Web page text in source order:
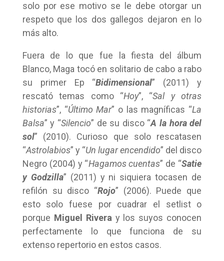
solo por ese motivo se le debe otorgar un
respeto que los dos gallegos dejaron en lo
más alto.
Fuera de lo que fue la fiesta del álbum
Blanco, Maga tocó en solitario de cabo a rabo
su primer Ep “Bidimensional” (2011) y
rescató temas como “Hoy”, “Sal y otras
historias”, “Último Mar” o las magníficas “La
Balsa” y “Silencio” de su disco “A la hora del
sol” (2010). Curioso que solo rescatasen
“Astrolabios” y “Un lugar encendido” del disco
Negro (2004) y “Hagamos cuentas” de “Satie
y Godzilla” (2011) y ni siquiera tocasen de
refilón su disco “Rojo” (2006). Puede que
esto solo fuese por cuadrar el setlist o
porque Miguel Rivera y los suyos conocen
perfectamente lo que funciona de su
extenso repertorio en estos casos.